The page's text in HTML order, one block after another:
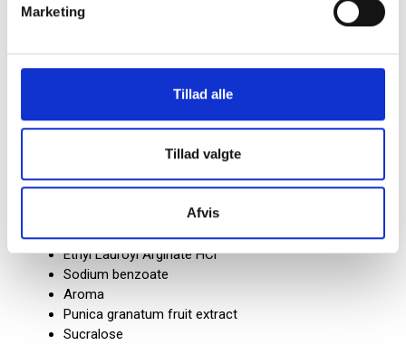
Marketing
Tillad alle
Tillad valgte
Afvis
500 ml.
Aqua
Propylene glycol
PEG-40 hydrogenated castor oil
Isomalt
Ethyl Lauroyl Arginate HCl
Sodium benzoate
Aroma
Punica granatum fruit extract
Sucralose